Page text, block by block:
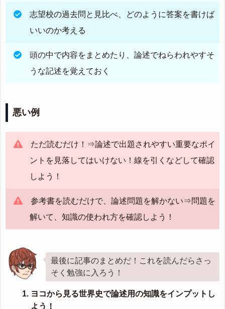
志望校の過去問と見比べ、どのように答案を書けば
いいのか考える
頭の中で内容をまとめたり、論述でねらわれやすそ
うな記述を覚えておく
悪い例
ただ読むだけ！⇒論述で出題されやすい重要なポイ
ントを見落してはいけない！線を引くなどして確認
しよう！
参考書を読むだけで、論述問題を解かない⇒問題を
解いて、知識の使われ方を確認しよう！
最後に記事のまとめだ！これを読んだらさっ
そく勉強に入ろう！
ヨコから見る世界史で論述用の知識をインプットし
よう！